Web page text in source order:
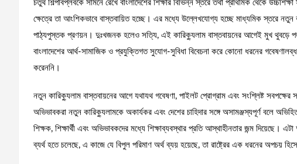
চতুর্থ শিল্পবিপ্লবকে সামনে রেখে বাংলাদেশের শিক্ষার বিভিন্ন স্তরে তথা প্রাথমিক থেকে
ক্ষেত্রে তা আংশিকভাবে বাস্তবায়িত হচ্ছে। এর মধ্যে উল্লেখযোগ্য হচ্ছে মাধ্যমিক স্তরে
পাঠ্যপুস্তক প্রণয়ন। দুঃখজনক হলেও সত্যি, এই কারিক্যুলাম বাস্তবায়নের আগেই মুখ থুবড়ে
বাংলাদেশের আর্থ-সামাজিক ও প্রযুক্তিগত সুযোগ-সুবিধা বিবেচনা করে কোনো ধরনের
করেননি।
নতুন কারিক্যুলাম বাস্তবায়নের আগে যথাযথ গবেষণা, পাইলট প্রোগ্রাম এবং সংশ্লিষ্ট সবপক্ষের
অভিভাবকরা নতুন কারিক্যুলামকে অকার্যকর এবং দেশের চাহিদার সঙ্গে অসামঞ্জস্যপূর্ণ বলে
শিক্ষক, শিক্ষার্থী এবং অভিভাবকদের মধ্যে শিক্ষাব্যবস্থার প্রতি আস্থাহীনতার জন্ম দিয়েছে।
ব্যর্থ হতে চলেছে, এ কাজে যে বিপুল পরিমাণ অর্থ ব্যয় হয়েছে, তা রাষ্ট্রের এক ধরনের অপচয়